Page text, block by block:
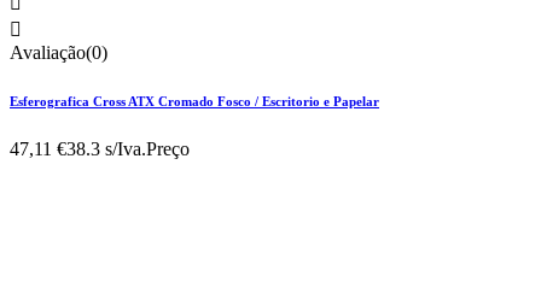

Avaliação(0)
Esferografica Cross ATX Cromado Fosco / Escritorio e Papelar
47,11 €38.3 s/Iva.Preço